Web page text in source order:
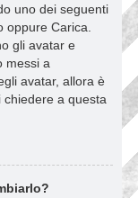
uno dei seguenti
Carica.
gli avatar e
messi a
avatar, allora è
chiedere a questa